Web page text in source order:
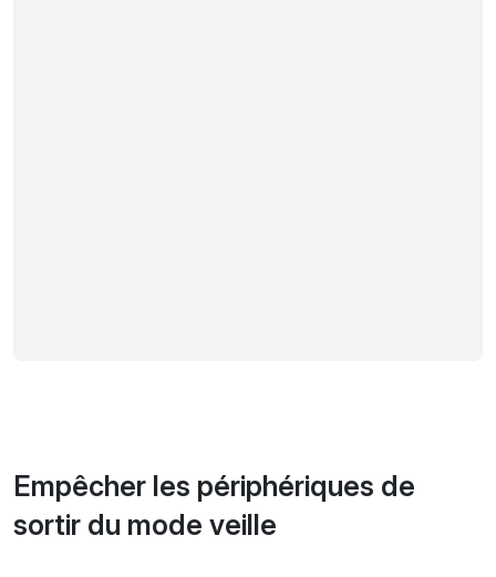
Empêcher les périphériques de
sortir du mode veille